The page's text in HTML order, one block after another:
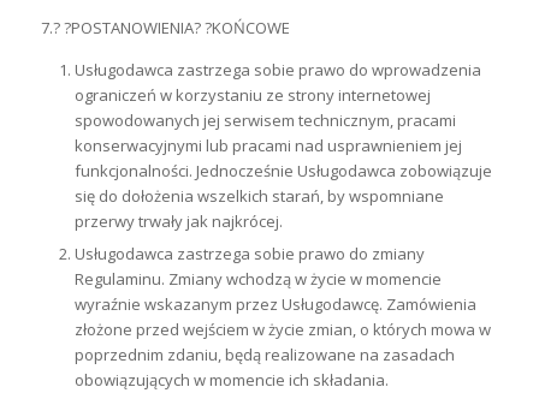
7.? ?POSTANOWIENIA? ?KOŃCOWE
Usługodawca zastrzega sobie prawo do wprowadzenia
ograniczeń w korzystaniu ze strony internetowej
spowodowanych jej serwisem technicznym, pracami
konserwacyjnymi lub pracami nad usprawnieniem jej
funkcjonalności. Jednocześnie Usługodawca zobowiązuje
się do dołożenia wszelkich starań, by wspomniane
przerwy trwały jak najkrócej.
Usługodawca zastrzega sobie prawo do zmiany
Regulaminu. Zmiany wchodzą w życie w momencie
wyraźnie wskazanym przez Usługodawcę. Zamówienia
złożone przed wejściem w życie zmian, o których mowa w
poprzednim zdaniu, będą realizowane na zasadach
obowiązujących w momencie ich składania.